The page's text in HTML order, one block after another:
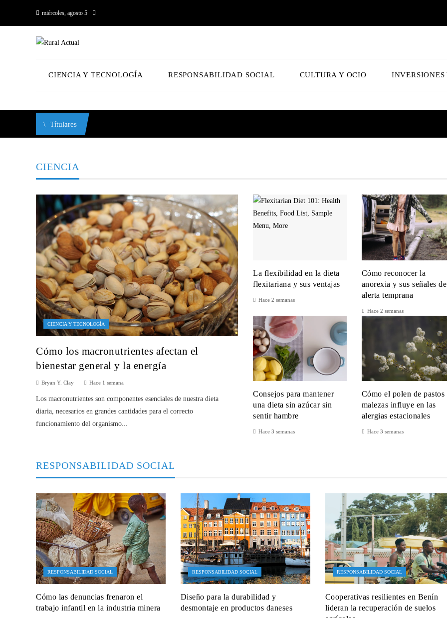
miércoles, agosto 5
CIENCIA Y TECNOLOGÍA RESPONSABILIDAD SOCIAL CULTURA Y OCIO INVERSIONES
Títulares
CIENCIA
CIENCIA Y TECNOLOGÍA
Cómo los macronutrientes afectan el
bienestar general y la energía
Bryan Y. Clay Hace 1 semana
Los macronutrientes son componentes esenciales de nuestra dieta
diaria, necesarios en grandes cantidades para el correcto
funcionamiento del organismo...
La flexibilidad en la dieta
flexitariana y sus ventajas
Hace 2 semanas
Cómo reconocer la
anorexia y sus señales de
alerta temprana
Hace 2 semanas
Consejos para mantener
una dieta sin azúcar sin
sentir hambre
Hace 3 semanas
Cómo el polen de pastos
malezas influye en las
alergias estacionales
Hace 3 semanas
RESPONSABILIDAD SOCIAL
RESPONSABILIDAD SOCIAL
Cómo las denuncias frenaron el
trabajo infantil en la industria minera
RESPONSABILIDAD SOCIAL
Diseño para la durabilidad y
desmontaje en productos daneses
RESPONSABILIDAD SOCIAL
Cooperativas resilientes en Benín
lideran la recuperación de suelos